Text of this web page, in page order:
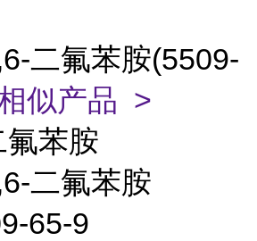
二氟苯胺(5509-
似产品 >
氟苯胺
二氟苯胺
65-9